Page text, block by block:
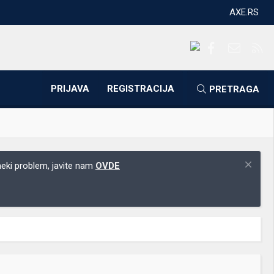
AXE.RS
PRIJAVA REGISTRACIJA PRETRAGA
problem, javite nam OVDE